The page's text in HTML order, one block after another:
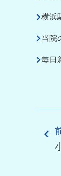
横浜
当院
毎日